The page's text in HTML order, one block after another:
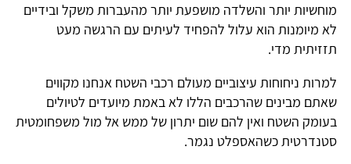
מוחשיות יותר והשלדה מושפעת יותר מהעברות משקל ובידיים
לא מיומנות הוא עלול להפחיד לעיתים עם הרגשה מעט
תזזיתית מדי.
למרות ניחוחות עיצוביים מעולם רכבי השטח אנחנו מקווים
שאתם מבינים שהרכבים הללו לא באמת מיועדים לטיולים
בעומק השטח ואין להם שום יתרון של ממש אל מול משפחומטית
סטנדרטית כשהאספלט נגמר.